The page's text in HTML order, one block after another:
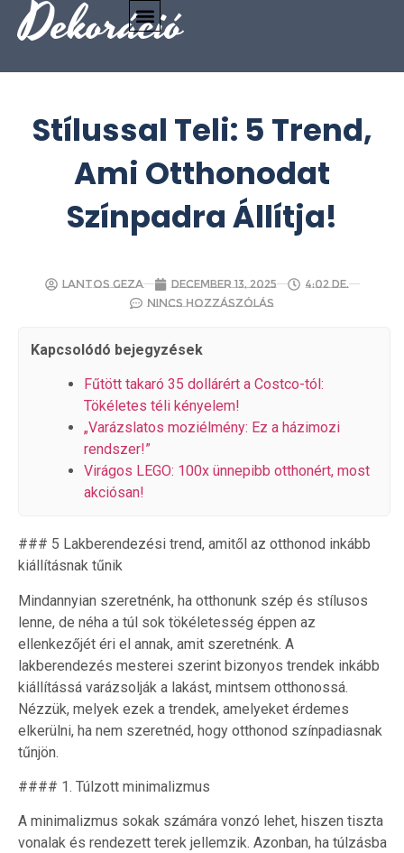
Dekoráció
Stílussal Teli: 5 Trend,
Ami Otthonodat
Színpadra Állítja!
Lantos Geza december 13, 2025
4:02 de.
Nincs hozzászólás
Kapcsolódó bejegyzések
Fűtött takaró 35 dollárért a Costco-tól:
Tökéletes téli kényelem!
„Varázslatos moziélmény: Ez a házimozi
rendszer!”
Virágos LEGO: 100x ünnepibb otthonért, most
akciósan!
### 5 Lakberendezési trend, amitől az otthonod inkább
kiállításnak tűnik
Mindannyian szeretnénk, ha otthonunk szép és stílusos
lenne, de néha a túl sok tökéletesség éppen az
ellenkezőjét éri el annak, amit szeretnénk. A
lakberendezés mesterei szerint bizonyos trendek inkább
kiállítássá varázsolják a lakást, mintsem otthonossá.
Nézzük, melyek ezek a trendek, amelyeket érdemes
elkerülni, ha nem szeretnéd, hogy otthonod színpadiasnak
tűnjön.
#### 1. Túlzott minimalizmus
A minimalizmus sokak számára vonzó lehet, hiszen tiszta
vonalak és rendezett terek jellemzik. Azonban, ha túlzásba